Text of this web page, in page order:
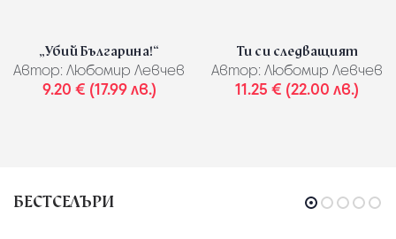
„Убий Българина!“
Автор: Любомир Левчев
9.20 € (17.99 лв.)
Ти си следващият
Автор: Любомир Левчев
11.25 € (22.00 лв.)
БЕСТСЕЛЪРИ